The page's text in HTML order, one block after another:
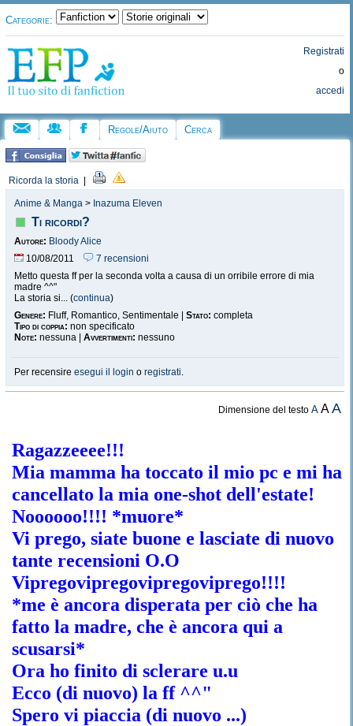
Categorie:
Registrati
o
accedi
Regole/Aiuto Cerca
Ricorda la storia
Anime & Manga > Inazuma Eleven
Ti ricordi?
Autore: Bloody Alice
10/08/2011
7 recensioni
Metto questa ff per la seconda volta a causa di un orribile errore di mia
madre ^^"
La storia si... (continua)
Genere: Fluff, Romantico, Sentimentale | Stato: completa
Tipo di coppia: non specificato
Note: nessuna | Avvertimenti: nessuno
Per recensire esegui il login o registrati.
Dimensione del testoA AA
Ragazzeeee!!!
Mia mamma ha toccato il mio pc e mi ha
cancellato la mia one-shot dell'estate!
Noooooo!!!! *muore*
Vi prego, siate buone e lasciate di nuovo
tante recensioni O.O
Vipregovipregovipregoviprego!!!!
*me è ancora disperata per ciò che ha
fatto la madre, che è ancora qui a
scusarsi*
Ora ho finito di sclerare u.u
Ecco (di nuovo) la ff ^^"
Spero vi piaccia (di nuovo ...)